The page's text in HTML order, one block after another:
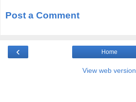
Post a Comment
‹ Home
View web version